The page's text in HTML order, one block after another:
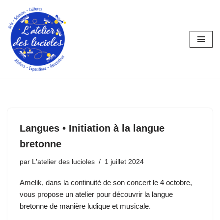
Aller
au
contenu
Langues • Initiation à la langue
bretonne
par L'atelier des lucioles 1 juillet 2024
Amelik, dans la continuité de son concert le 4 octobre,
vous propose un atelier pour découvrir la langue
bretonne de manière ludique et musicale.